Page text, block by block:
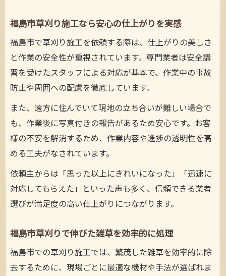
福島市草刈り施工なら安心の仕上がりを実感
福島市で草刈り施工を依頼する際は、仕上がりの美しさ
と作業の安全性が重視されています。専門業者は安全講
習を受けたスタッフによる対応が基本で、作業中の事故
防止や周囲への配慮を徹底しています。
また、遠方に住んでいて現地の立ち合いが難しい場合で
も、作業後に写真付きの報告があるため安心です。お客
様の不安を解消するため、作業内容や進捗の透明性を高
める工夫がなされています。
依頼主からは「思った以上にきれいになった」「迅速に
対応してもらえた」といった声も多く、信頼できる業者
選びが満足度の高い仕上がりにつながります。
福島市草刈りで伸びた雑草を効率的に処理
福島市での草刈り施工では、繁茂した雑草を効率的に除
去するために、現場ごとに最適な機材や手法が選ばれま